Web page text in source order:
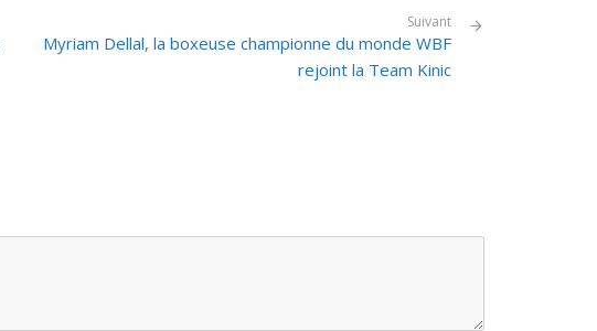
Suivant
Myriam Dellal, la boxeuse championne du monde WBF
rejoint la Team Kinic